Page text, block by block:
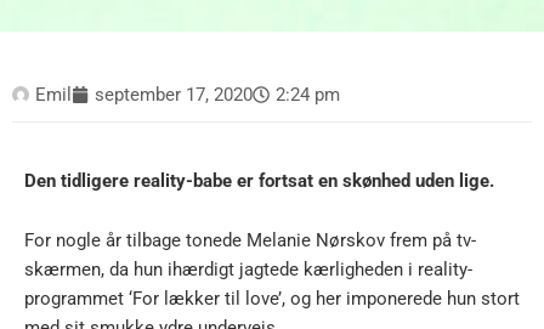
Emil september 17, 2020 2:24 pm
Den tidligere reality-babe er fortsat en skønhed uden lige.
For nogle år tilbage tonede Melanie Nørskov frem på tv-
skærmen, da hun ihærdigt jagtede kærligheden i reality-
programmet ‘For lækker til love’, og her imponerede hun stort